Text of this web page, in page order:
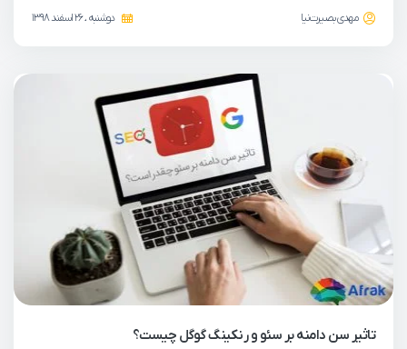
مهدی بصیرت‌نیا دوشنبه ، 26 اسفند 1398
تاثیر سن دامنه بر سئو و رنکینگ گوگل چیست؟